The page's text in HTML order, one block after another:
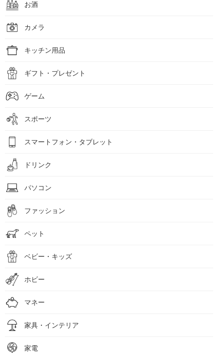
お酒
カメラ
キッチン用品
ギフト・プレゼント
ゲーム
スポーツ
スマートフォン・タブレット
ドリンク
パソコン
ファッション
ペット
ベビー・キッズ
ホビー
マネー
家具・インテリア
家電